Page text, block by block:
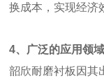
换成本，实现经济
4、广泛的应用领域
韶欣耐磨衬板因其